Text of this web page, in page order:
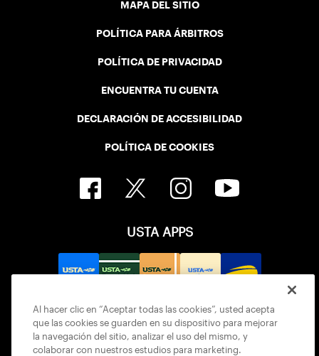
MAPA DEL SITIO
POLÍTICA PARA ÁRBITROS
POLÍTICA DE PRIVACIDAD
ENCUENTRA TU CUENTA
DECLARACIÓN DE ACCESIBILIDAD
POLÍTICA DE COOKIES
USTA APPS
Al hacer clic en “Aceptar todas las cookies”, usted acepta
que las cookies se guarden en su dispositivo para mejorar
la navegación del sitio, analizar el uso del mismo, y
colaborar con nuestros estudios para marketing.